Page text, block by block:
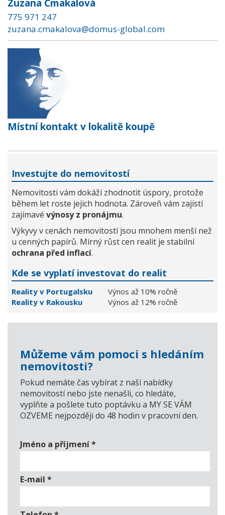
Zuzana Čmakalová
775 971 247
zuzana.cmakalova@domus-global.com
Místní kontakt v lokalitě koupě
Investujte do nemovitostí
Nemovitosti vám dokáží zhodnotit úspory, protože
během let roste jejich hodnota. Zároveň vám zajistí
zajímavé výnosy z pronájmu.
Výkyvy v cenách nemovitostí jsou mnohem menší než
u cenných papírů. Mírný růst cen realit je stabilní
ochrana před inflací.
Kde se vyplatí investovat do realit
Reality v Portugalsku
Výnos až 10% ročně
Reality v Rakousku
Výnos až 12% ročně
Můžeme vám pomoci s hledáním
nemovitosti?
Pokud nemáte čas vybírat z naší nabídky
nemovitostí nebo jste nenašli, co hledáte,
vyplňte a pošlete tuto poptávku a MY SE VÁM
OZVEME nejpozději do 48 hodin v pracovní den.
Jméno a příjmení*
E-mail *